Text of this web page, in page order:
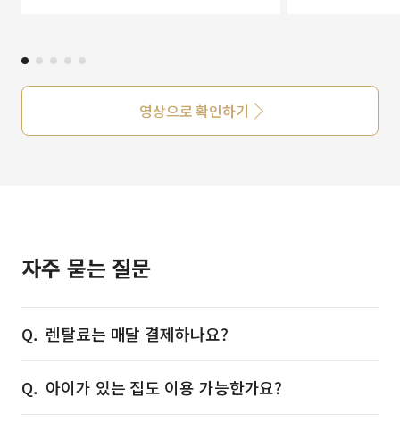
영상으로 확인하기
자주 묻는 질문
렌탈료는 매달 결제하나요?
아이가 있는 집도 이용 가능한가요?